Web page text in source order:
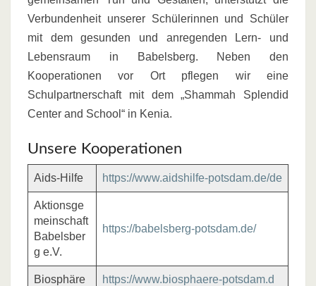
Verbundenheit unserer Schülerinnen und Schüler
mit dem gesunden und anregenden Lern- und
Lebensraum in Babelsberg. Neben den
Kooperationen vor Ort pflegen wir eine
Schulpartnerschaft mit dem „Shammah Splendid
Center and School“ in Kenia.
Unsere Kooperationen
Aids-Hilfe https://www.aidshilfe-potsdam.de/de
Aktionsge
meinschaft
Babelsber
g e.V.
https://babelsberg-potsdam.de/
Biosphäre
https://www.biosphaere-potsdam.d